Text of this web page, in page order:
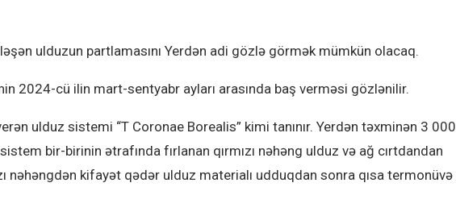
ulduzun partlamasını Yerdən adi gözlə görmək mümkün olacaq.
2024-cü ilin mart-sentyabr ayları arasında baş verməsi gözlənilir.
ulduz sistemi “T Coronae Borealis” kimi tanınır. Yerdən təxminən 3 000
bir-birinin ətrafında fırlanan qırmızı nəhəng ulduz və ağ cırtdandan
nəhəngdən kifayət qədər ulduz materialı udduqdan sonra qısa termonüvə